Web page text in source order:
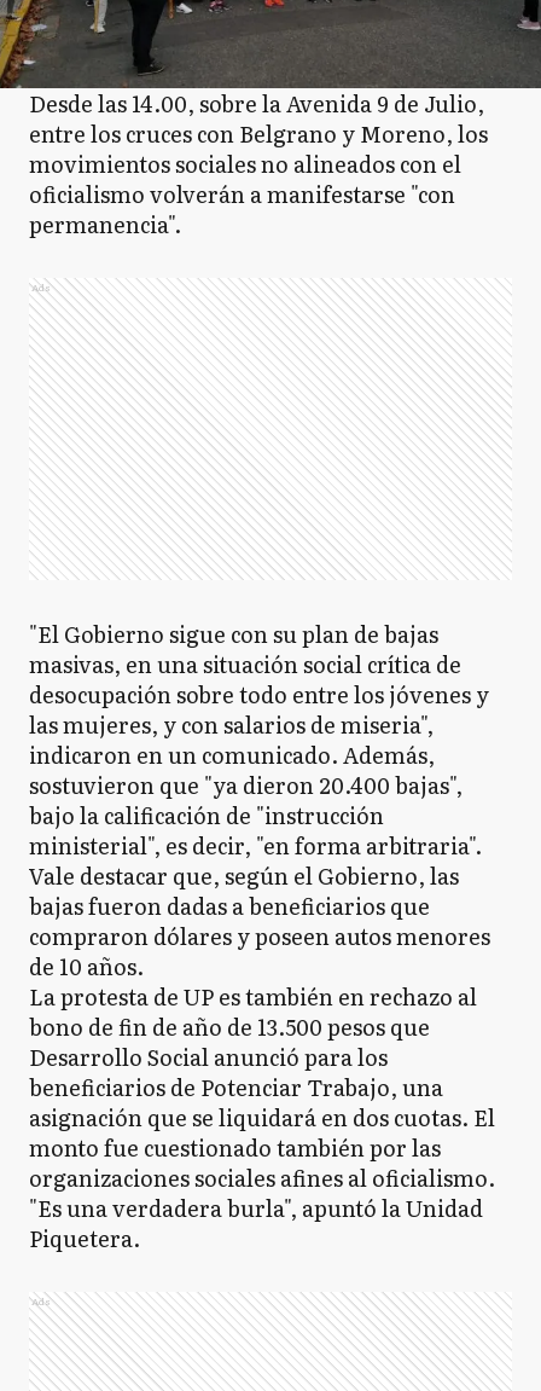
Desde las 14.00, sobre la Avenida 9 de Julio,
entre los cruces con Belgrano y Moreno, los
movimientos sociales no alineados con el
oficialismo volverán a manifestarse "con
permanencia".
Ads
"El Gobierno sigue con su plan de bajas
masivas, en una situación social crítica de
desocupación sobre todo entre los jóvenes y
las mujeres, y con salarios de miseria",
indicaron en un comunicado. Además,
sostuvieron que "ya dieron 20.400 bajas",
bajo la calificación de "instrucción
ministerial", es decir, "en forma arbitraria".
Vale destacar que, según el Gobierno, las
bajas fueron dadas a beneficiarios que
compraron dólares y poseen autos menores
de 10 años.
La protesta de UP es también en rechazo al
bono de fin de año de 13.500 pesos que
Desarrollo Social anunció para los
beneficiarios de Potenciar Trabajo, una
asignación que se liquidará en dos cuotas. El
monto fue cuestionado también por las
organizaciones sociales afines al oficialismo.
"Es una verdadera burla", apuntó la Unidad
Piquetera.
Ads